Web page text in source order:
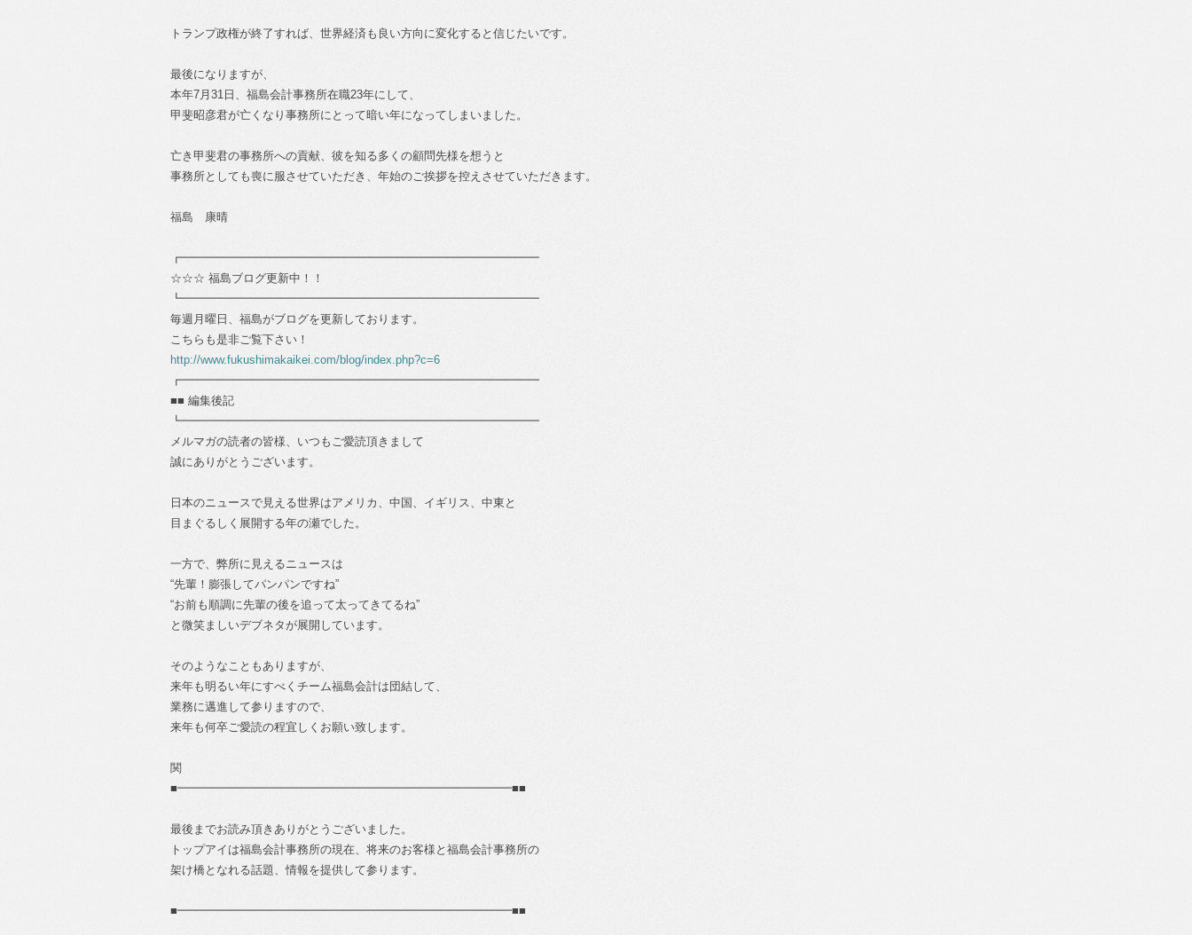
トランプ政権が終了すれば、世界経済も良い方向に変化すると信じたいです。
最後になりますが、
本年7月31日、福島会計事務所在職23年にして、
甲斐昭彦君が亡くなり事務所にとって暗い年になってしまいました。
亡き甲斐君の事務所への貢献、彼を知る多くの顧問先様を想うと
事務所としても喪に服させていただき、年始のご挨拶を控えさせていただきます。
福島 康晴
┏━━━━━━━━━━━━━━━━━━━━━━━━━━━━━━━
☆☆☆ 福島ブログ更新中！！
┗━━━━━━━━━━━━━━━━━━━━━━━━━━━━━━━
毎週月曜日、福島がブログを更新しております。
こちらも是非ご覧下さい！
http://www.fukushimakaikei.com/blog/index.php?c=6
┏━━━━━━━━━━━━━━━━━━━━━━━━━━━━━━━
■■ 編集後記
┗━━━━━━━━━━━━━━━━━━━━━━━━━━━━━━━
メルマガの読者の皆様、いつもご愛読頂きまして
誠にありがとうございます。
日本のニュースで見える世界はアメリカ、中国、イギリス、中東と
目まぐるしく展開する年の瀬でした。
一方で、弊所に見えるニュースは
“先輩！膨張してパンパンですね”
“お前も順調に先輩の後を追って太ってきてるね”
と微笑ましいデブネタが展開しています。
そのようなこともありますが、
来年も明るい年にすべくチーム福島会計は団結して、
業務に邁進して参りますので、
来年も何卒ご愛読の程宜しくお願い致します。
関
■━━━━━━━━━━━━━━━━━━━━━━━━━━━━━■■
最後までお読み頂きありがとうございました。
トップアイは福島会計事務所の現在、将来のお客様と福島会計事務所の
架け橋となれる話題、情報を提供して参ります。
■━━━━━━━━━━━━━━━━━━━━━━━━━━━━━■■